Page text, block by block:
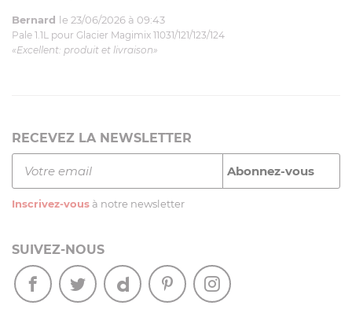
Bernard le 23/06/2026 à 09:43
Pale 1.1L pour Glacier Magimix 11031/121/123/124
«Excellent: produit et livraison»
RECEVEZ LA NEWSLETTER
Inscrivez-vous à notre newsletter
SUIVEZ-NOUS